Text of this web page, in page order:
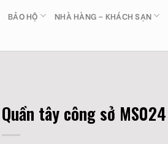
BẢO HỘ NHÀ HÀNG – KHÁCH SẠN
Quần tây công sở MS024